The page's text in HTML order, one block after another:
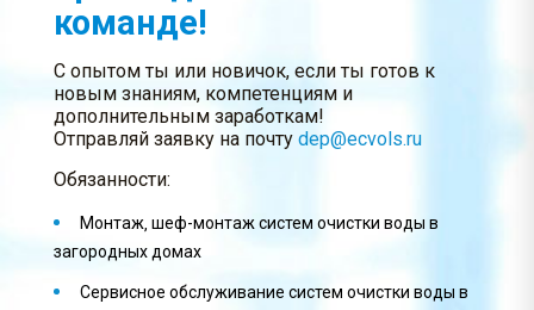
команде!
С опытом ты или новичок, если ты готов к
новым знаниям, компетенциям и
дополнительным заработкам!
Отправляй заявку на почту dep@ecvols.ru
Обязанности:
Монтаж‚ шеф-монтаж систем очистки воды в
загородных домах
Сервисное обслуживание систем очистки воды в